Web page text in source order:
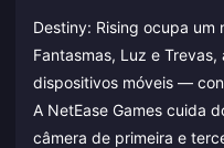
Destiny: Rising ocupa
Fantasmas, Luz e
dispositivos móveis —
A NetEase Games cuida
câmera de primeira e